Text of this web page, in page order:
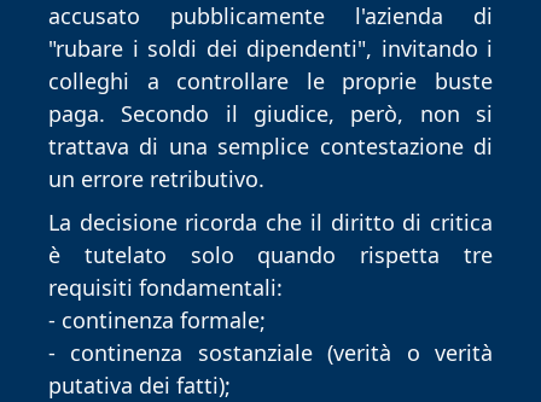
accusato pubblicamente l'azienda di
"rubare i soldi dei dipendenti", invitando i
colleghi a controllare le proprie buste
paga. Secondo il giudice, però, non si
trattava di una semplice contestazione di
un errore retributivo.
La decisione ricorda che il diritto di critica
è tutelato solo quando rispetta tre
requisiti fondamentali:
- continenza formale;
- continenza sostanziale (verità o verità
putativa dei fatti);